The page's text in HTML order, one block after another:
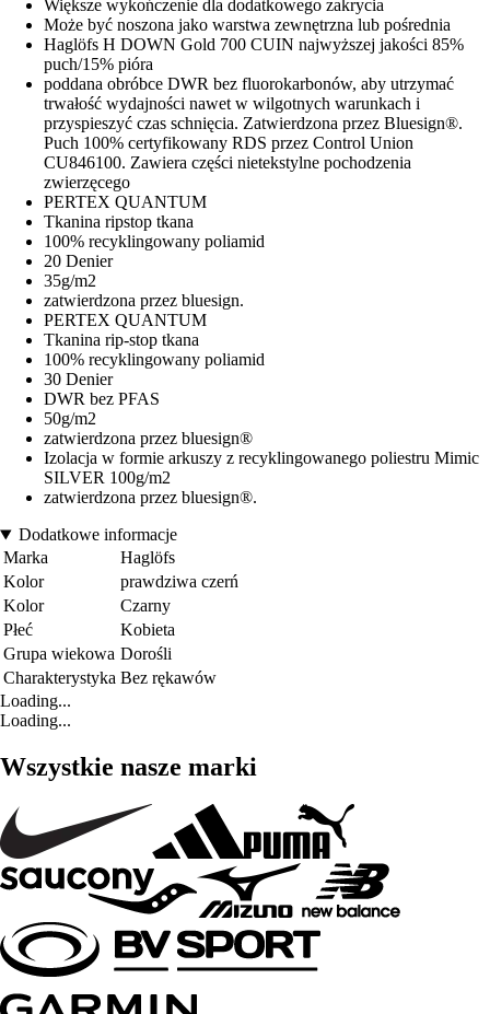
Większe wykończenie dla dodatkowego zakrycia
Może być noszona jako warstwa zewnętrzna lub pośrednia
Haglöfs H DOWN Gold 700 CUIN najwyższej jakości 85%
puch/15% pióra
poddana obróbce DWR bez fluorokarbonów, aby utrzymać
trwałość wydajności nawet w wilgotnych warunkach i
przyspieszyć czas schnięcia. Zatwierdzona przez Bluesign®.
Puch 100% certyfikowany RDS przez Control Union
CU846100. Zawiera części nietekstylne pochodzenia
zwierzęcego
PERTEX QUANTUM
Tkanina ripstop tkana
100% recyklingowany poliamid
20 Denier
35g/m2
zatwierdzona przez bluesign.
PERTEX QUANTUM
Tkanina rip-stop tkana
100% recyklingowany poliamid
30 Denier
DWR bez PFAS
50g/m2
zatwierdzona przez bluesign®
Izolacja w formie arkuszy z recyklingowanego poliestru Mimic
SILVER 100g/m2
zatwierdzona przez bluesign®.
Dodatkowe informacje
Marka
Haglöfs
Kolor
prawdziwa czerń
Kolor
Czarny
Płeć
Kobieta
Grupa wiekowa Dorośli
Charakterystyka Bez rękawów
Loading...
Loading...
Wszystkie nasze marki